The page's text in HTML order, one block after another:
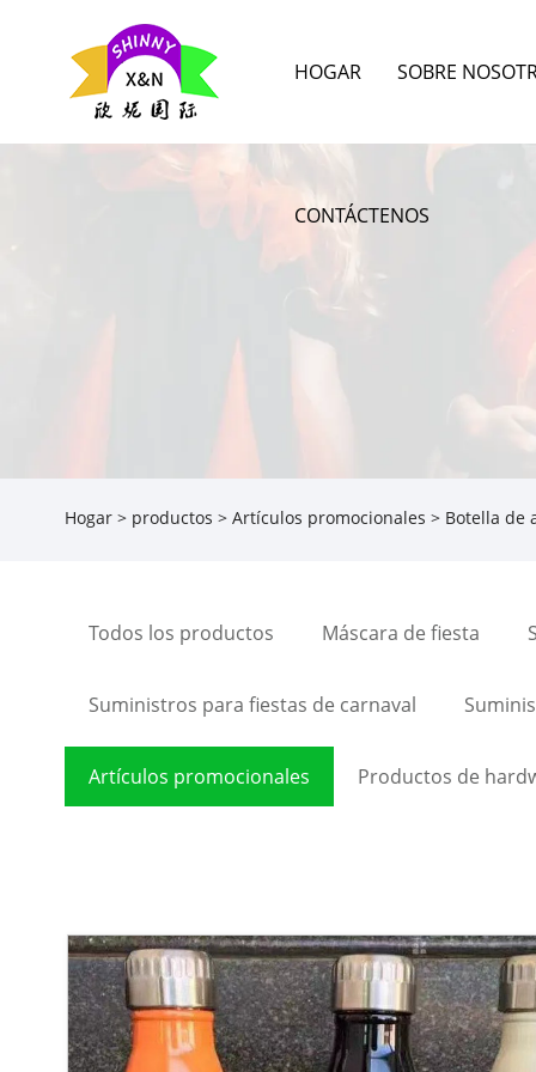
HOGAR SOBRE
CONTÁCTENOS
Hogar > productos > Artículos promocionales > Botella de
Todos los productos Máscara de fiesta
Suministros para fiestas de carnaval
Artículos promocionales Productos de